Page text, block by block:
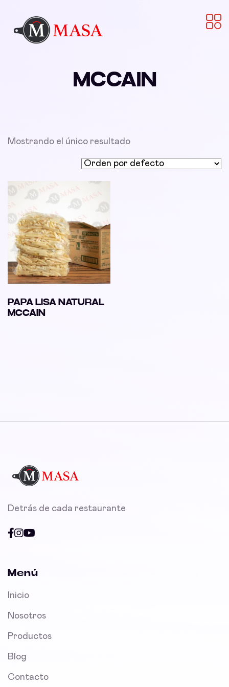
MCCAIN
Mostrando el único resultado
PAPA LISA NATURAL
MCCAIN
Detrás de cada restaurante
Menú
Inicio
Nosotros
Productos
Blog
Contacto